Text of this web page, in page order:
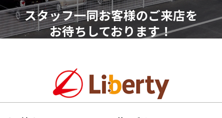
スタッフ一同お客様のご来店を
お待ちしております！